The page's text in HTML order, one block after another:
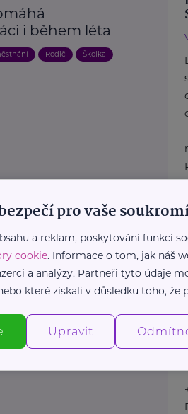
i během léta
Rodič Školka
pro vaše
a reklam, poskytování funkcí
cookie. Informace o tom, jak náš
a analýzy. Partneři tyto údaje
které získali v důsledku toho, že
Upravit